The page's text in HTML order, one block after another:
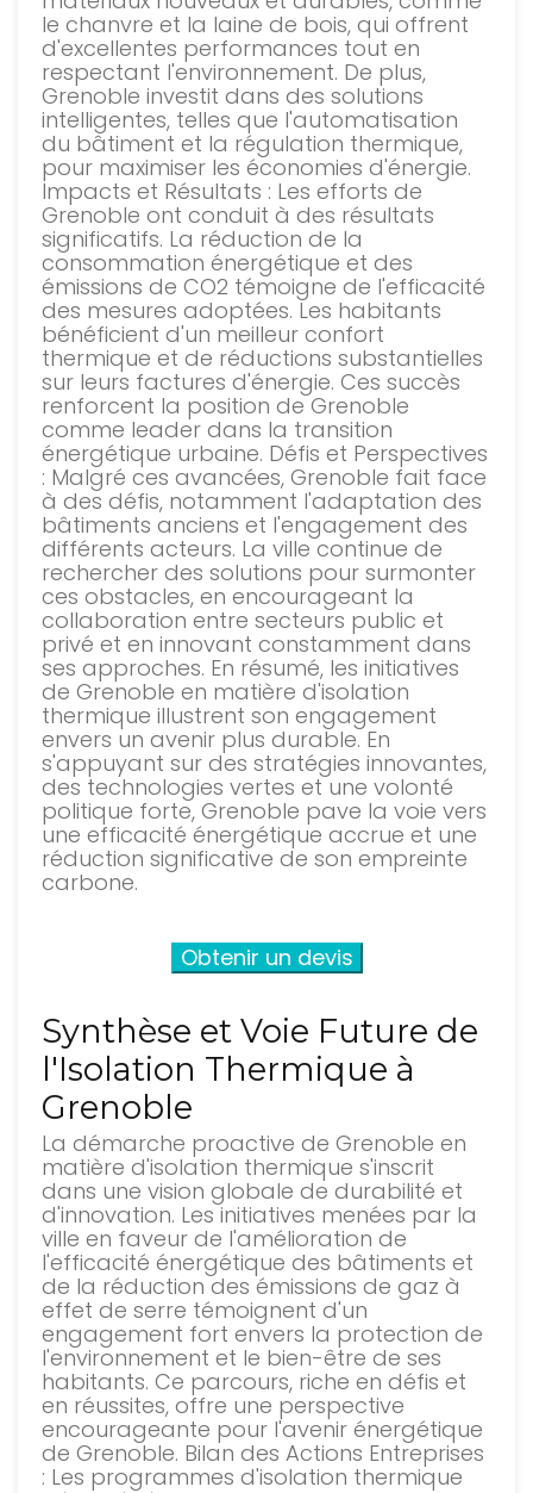
le chanvre et la laine de bois, qui offrent
d'excellentes performances tout en
respectant l'environnement. De plus,
Grenoble investit dans des solutions
intelligentes, telles que l'automatisation
du bâtiment et la régulation thermique,
pour maximiser les économies d'énergie.
Impacts et Résultats : Les efforts de
Grenoble ont conduit à des résultats
significatifs. La réduction de la
consommation énergétique et des
émissions de CO2 témoigne de l'efficacité
des mesures adoptées. Les habitants
bénéficient d'un meilleur confort
thermique et de réductions substantielles
sur leurs factures d'énergie. Ces succès
renforcent la position de Grenoble
comme leader dans la transition
énergétique urbaine. Défis et Perspectives
: Malgré ces avancées, Grenoble fait face
à des défis, notamment l'adaptation des
bâtiments anciens et l'engagement des
différents acteurs. La ville continue de
rechercher des solutions pour surmonter
ces obstacles, en encourageant la
collaboration entre secteurs public et
privé et en innovant constamment dans
ses approches. En résumé, les initiatives
de Grenoble en matière d'isolation
thermique illustrent son engagement
envers un avenir plus durable. En
s'appuyant sur des stratégies innovantes,
des technologies vertes et une volonté
politique forte, Grenoble pave la voie vers
une efficacité énergétique accrue et une
réduction significative de son empreinte
carbone.
Obtenir un devis
Synthèse et Voie Future de
l'Isolation Thermique à
Grenoble
La démarche proactive de Grenoble en
matière d'isolation thermique s'inscrit
dans une vision globale de durabilité et
d'innovation. Les initiatives menées par la
ville en faveur de l'amélioration de
l'efficacité énergétique des bâtiments et
de la réduction des émissions de gaz à
effet de serre témoignent d'un
engagement fort envers la protection de
l'environnement et le bien-être de ses
habitants. Ce parcours, riche en défis et
en réussites, offre une perspective
encourageante pour l'avenir énergétique
de Grenoble. Bilan des Actions Entreprises
: Les programmes d'isolation thermique